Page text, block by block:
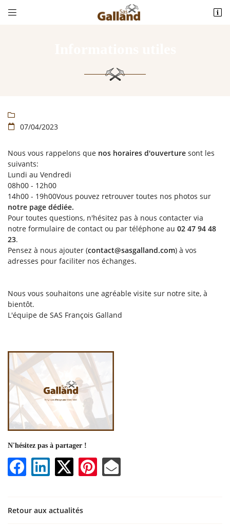

ACCUEIL
– BARDAGE

 Adresse email de réception
 Recopier le code ci-contre
Rafraîchir le captcha
utilisantle formulaire de désinscription.
Inscription


07/04/2023
Nous vous rappelons que nos horaires d'ouverture sont les
suivants:
Lundi au Vendredi
08h00 - 12h00
14h00 - 19h00Vous pouvez retrouver toutes nos photos sur
notre page dédiée.
Pour toutes questions, n'hésitez pas à nous contacter via
notre formulaire de contact ou par téléphone au 02 47 94 48
23.
Pensez à nous ajouter (contact@sasgalland.com) à vos
adresses pour faciliter nos échanges.
Nous vous souhaitons une agréable visite sur notre site, à
bientôt.
L'équipe de SAS François Galland
N'hésitez pas à partager !
Retour aux actualités